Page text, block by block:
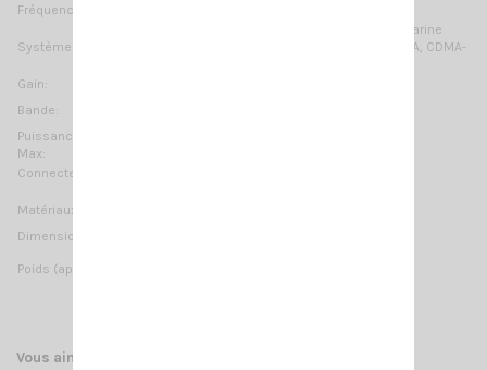
Fréquences:
Systèmes:
2m-HAM, 1.25m-HAM, 70cm-HAM, VHF Airband, VHF Marine
Band, ORBCOMM M2M, AIS-162MHz, TETRA-350, TETRA, CDMA-
Gain:
Bande:
Puissance
Max:
Connecteur:
Matériaux:
Dimension (approx):
Poids (approx):
Vous aimerez aussi